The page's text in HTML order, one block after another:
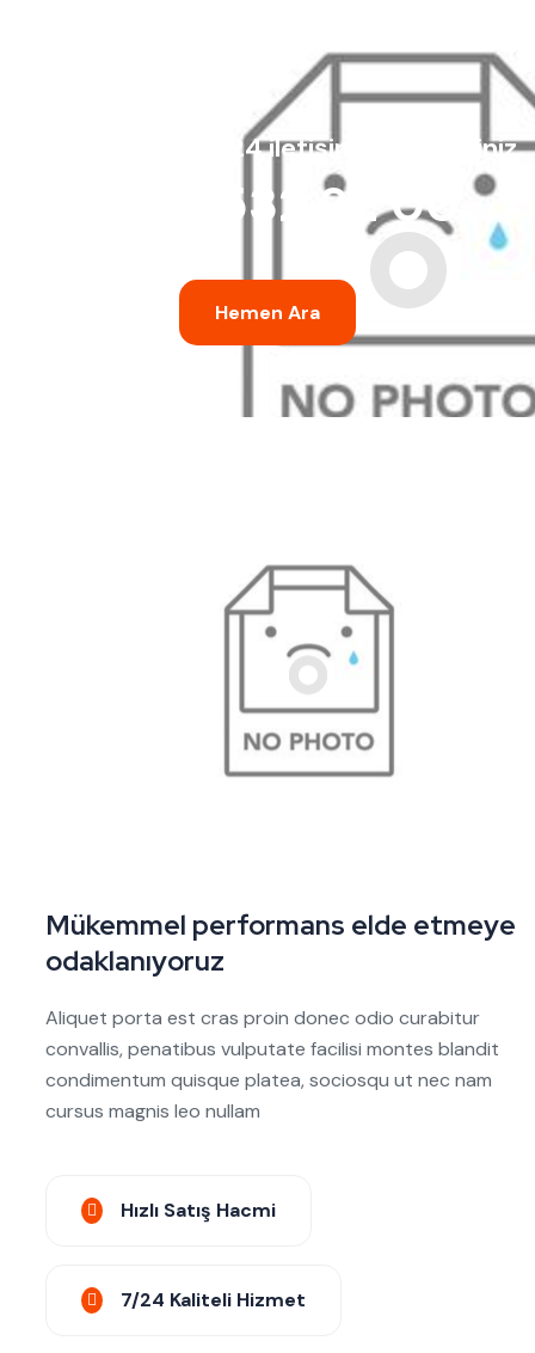
Satış Ekibimizle 7/24 iletişim kurabilirsiniz.
0850 532 92 00
Hemen Ara
Mükemmel performans elde etmeye
odaklanıyoruz
Aliquet porta est cras proin donec odio curabitur
convallis, penatibus vulputate facilisi montes blandit
condimentum quisque platea, sociosqu ut nec nam
cursus magnis leo nullam
Hızlı Satış Hacmi
7/24 Kaliteli Hizmet